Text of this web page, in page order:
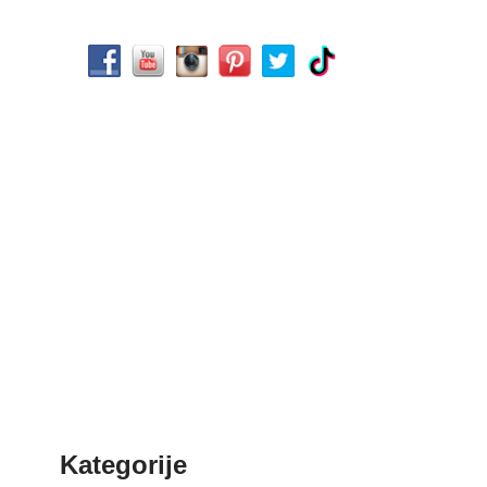
Kategorije